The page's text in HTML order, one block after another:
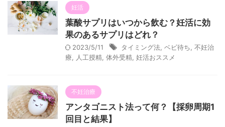
妊活
葉酸サプリはいつから飲む？妊活に効
果のあるサプリはどれ？
2023/5/11 タイミング法 ベビ待ち 不妊治
療
人工授精 体外受精 妊活おススメ
不妊治療
アンタゴニスト法って何？【採卵周期1
回目と結果】